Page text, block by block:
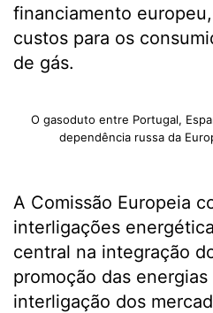
financiamento
custos para os
de gás.
O gasoduto entre Portugal,
dependência russa da
A Comissão Europeia
interligações
central na integração
promoção das
interligação dos